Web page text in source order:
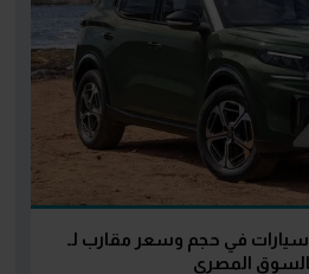
بعد إطلاقها الرسمي.. 7 سيارات في حجم وسعر مقارب لـ